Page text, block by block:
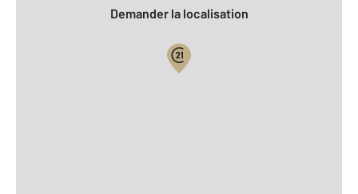
Demander la localisation